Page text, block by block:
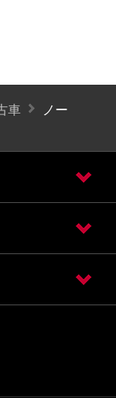
車
ノー